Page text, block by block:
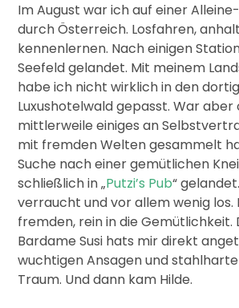
Im August war ich auf einer
durch Österreich. Losfahren,
kennenlernen. Nach einigen
Seefeld gelandet. Mit meinem
habe ich nicht wirklich in den
Luxushotelwald gepasst. War aber
mittlerweile einiges an
mit fremden Welten gesammelt
Suche nach einer gemütlichen
schließlich in „Putzi’s Pub“
verraucht und vor allem wenig los.
fremden, rein in die Gemütlichkeit.
Bardame Susi hats mir direkt
wuchtigen Ansagen und
Traum. Und dann kam Hilde.